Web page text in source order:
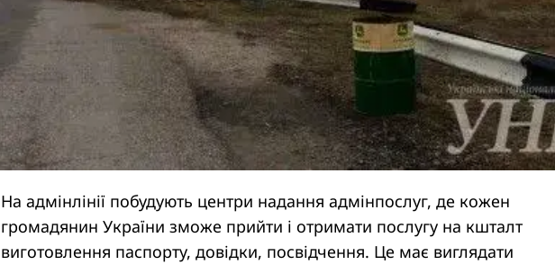
На адмінлінії побудують центри надання адмінпослуг, де кожен
громадянин України зможе прийти і отримати послугу на кшталт
виготовлення паспорту, довідки, посвідчення. Це має виглядати